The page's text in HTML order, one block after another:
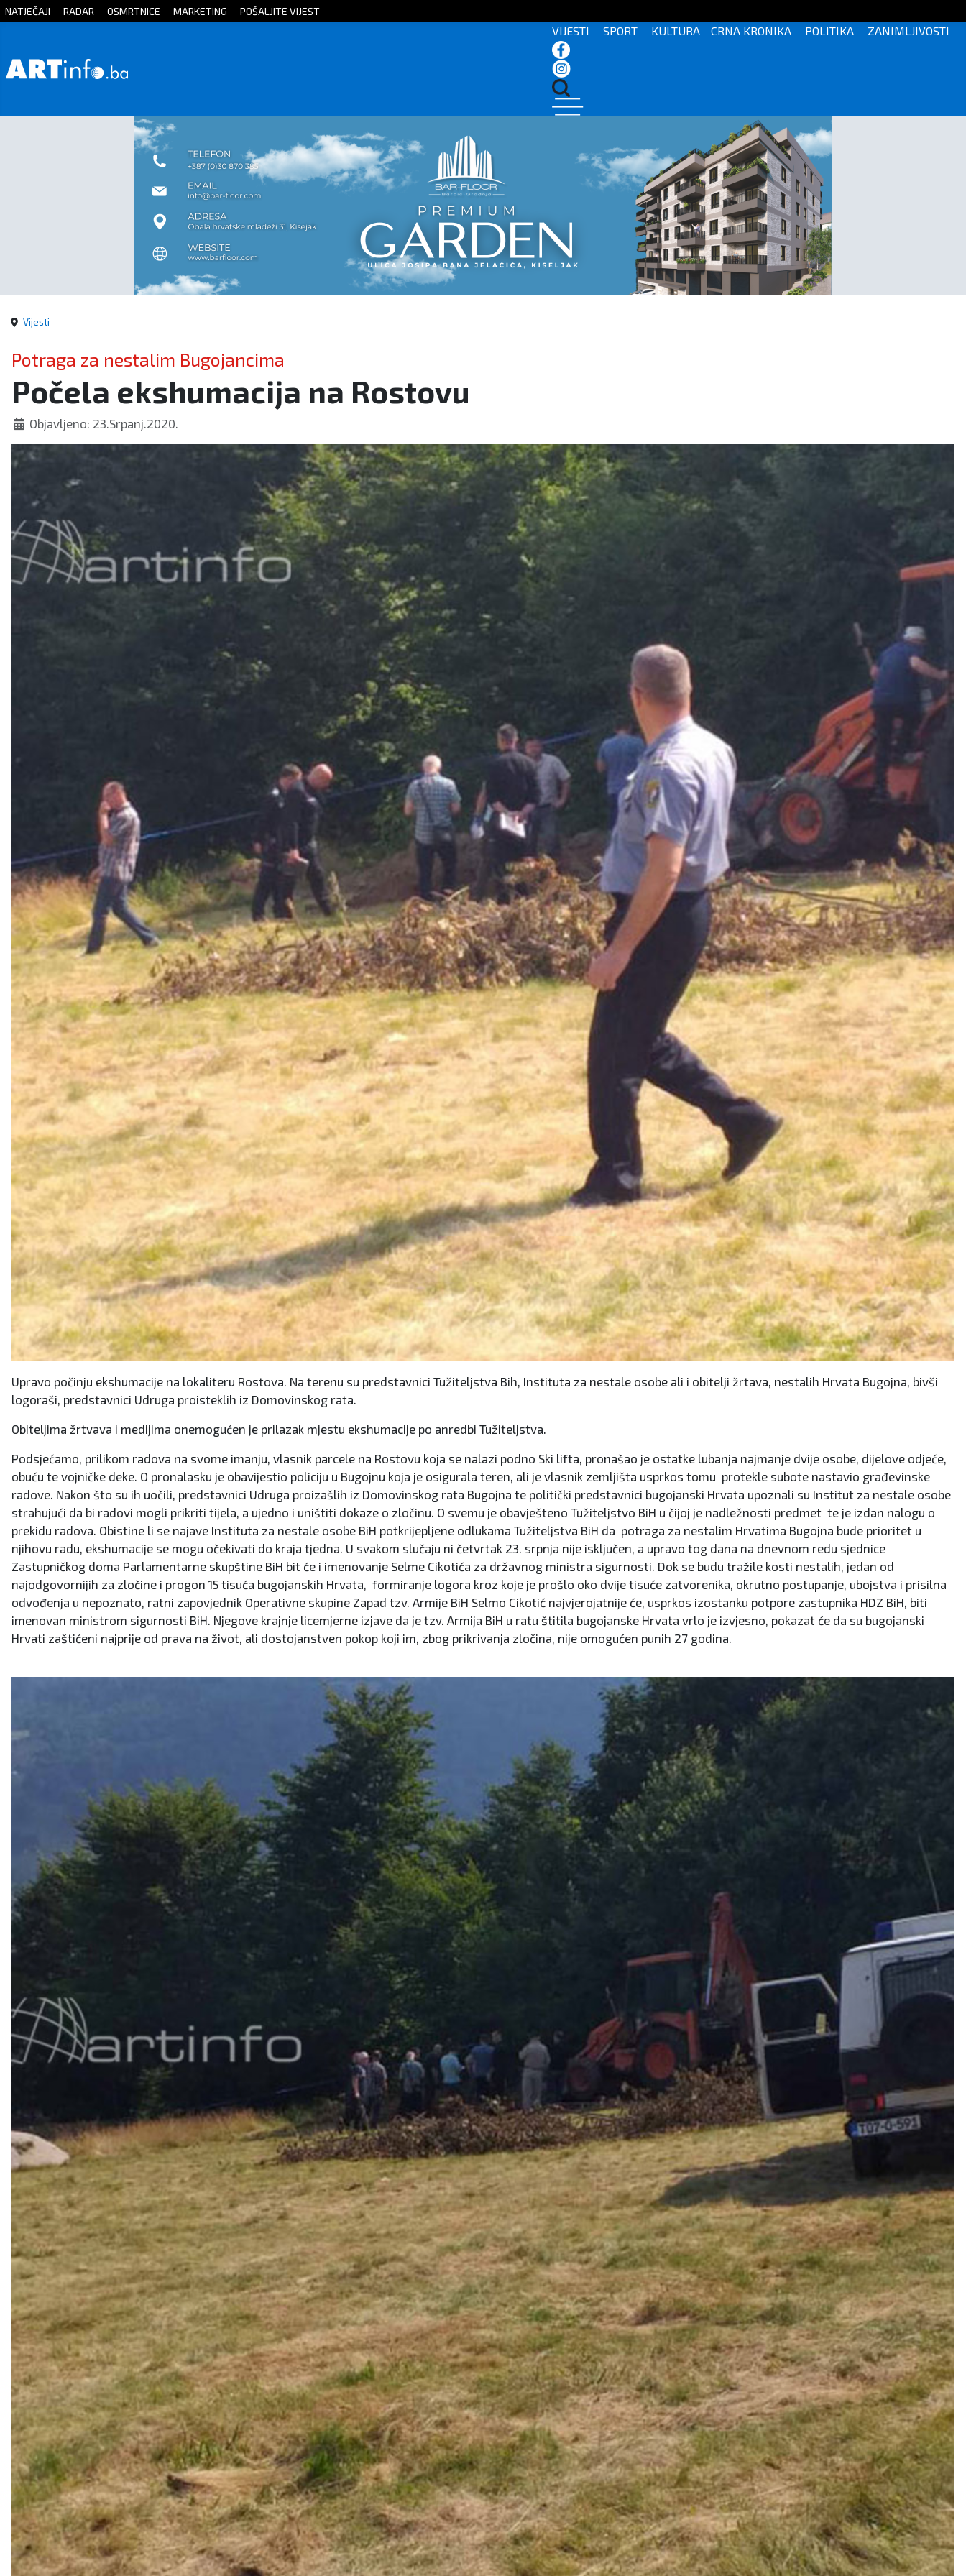
Početna
Zanimljivosti
NATJEČAJI RADAR OSMRTNICE MARKETING POŠALJITE VIJEST
VIJESTI SPORT KULTURA CRNA KRONIKA POLITIKA ZANIMLJIVOSTI
Vijesti
Potraga za nestalim Bugojancima
Počela ekshumacija na Rostovu
Objavljeno: 23.Srpanj.2020.
Upravo počinju ekshumacije na lokaliteru Rostova. Na terenu su predstavnici Tužiteljstva Bih, Instituta za nestale osobe ali i obitelji žrtava, nestalih Hrvata Bugojna, bivši
logoraši, predstavnici Udruga proisteklih iz Domovinskog rata.
Obiteljima žrtvava i medijima onemogućen je prilazak mjestu ekshumacije po anredbi Tužiteljstva.
Podsjećamo, prilikom radova na svome imanju, vlasnik parcele na Rostovu koja se nalazi podno Ski lifta, pronašao je ostatke lubanja najmanje dvije osobe, dijelove odjeće,
obuću te vojničke deke. O pronalasku je obavijestio policiju u Bugojnu koja je osigurala teren, ali je vlasnik zemljišta usprkos tomu protekle subote nastavio građevinske
radove. Nakon što su ih uočili, predstavnici Udruga proizašlih iz Domovinskog rata Bugojna te politički predstavnici bugojanski Hrvata upoznali su Institut za nestale osobe
strahujući da bi radovi mogli prikriti tijela, a ujedno i uništiti dokaze o zločinu. O svemu je obavješteno Tužiteljstvo BiH u čijoj je nadležnosti predmet te je izdan nalogu o
prekidu radova. Obistine li se najave Instituta za nestale osobe BiH potkrijepljene odlukama Tužiteljstva BiH da potraga za nestalim Hrvatima Bugojna bude prioritet u
njihovu radu, ekshumacije se mogu očekivati do kraja tjedna. U svakom slučaju ni četvrtak 23. srpnja nije isključen, a upravo tog dana na dnevnom redu sjednice
Zastupničkog doma Parlamentarne skupštine BiH bit će i imenovanje Selme Cikotića za državnog ministra sigurnosti. Dok se budu tražile kosti nestalih, jedan od
najodgovornijih za zločine i progon 15 tisuća bugojanskih Hrvata, formiranje logora kroz koje je prošlo oko dvije tisuće zatvorenika, okrutno postupanje, ubojstva i prisilna
odvođenja u nepoznato, ratni zapovjednik Operativne skupine Zapad tzv. Armije BiH Selmo Cikotić najvjerojatnije će, usprkos izostanku potpore zastupnika HDZ BiH, biti
imenovan ministrom sigurnosti BiH. Njegove krajnje licemjerne izjave da je tzv. Armija BiH u ratu štitila bugojanske Hrvata vrlo je izvjesno, pokazat će da su bugojanski
Hrvati zaštićeni najprije od prava na život, ali dostojanstven pokop koji im, zbog prikrivanja zločina, nije omogućen punih 27 godina.